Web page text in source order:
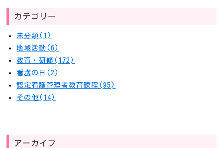
カテゴリー
未分類(1)
地域活動(6)
教育・研修(172)
看護の日(2)
認定看護管理者教育課程(95)
その他(14)
アーカイブ